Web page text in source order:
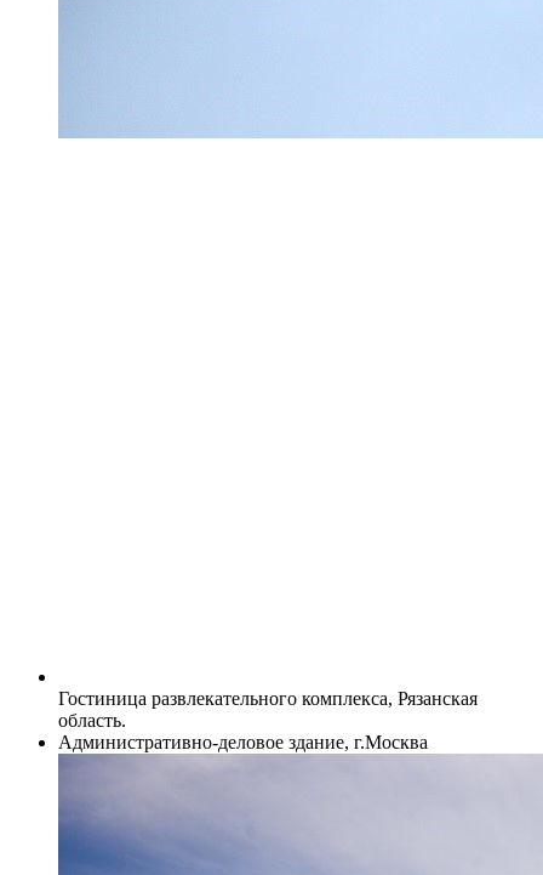
Гостиница развлекательного комплекса, Рязанская
область.
Административно-деловое здание, г.Москва